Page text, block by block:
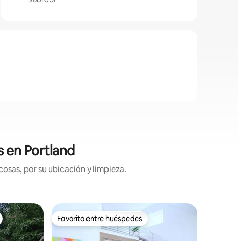
en Portland
por su ubicación y limpieza.
Favorito entre huéspedes
Favorito entre huéspedes